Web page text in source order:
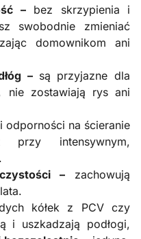
–bez skrzypienia i
swobodnie zmieniać
domownikom ani
– są przyjazne dla
nie zostawiają rys ani
odporności na ścieranie
intensywnym,
–zachowują
kółek z PCV czy
i uszkadzają podłogi,